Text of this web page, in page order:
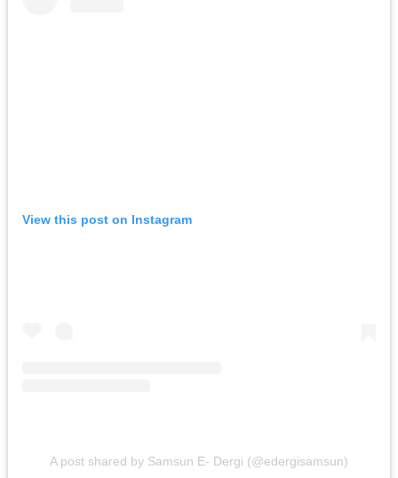
View this post on Instagram
A post shared by Samsun E- Dergi (@edergisamsun)